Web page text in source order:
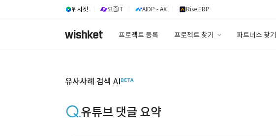
위시켓 요즘IT AIDP - AX Rise ERP
프로젝트 등록 프로젝트 찾기 파트너스 찾기
유사사례 검색 AI
유튜브 댓글 요약